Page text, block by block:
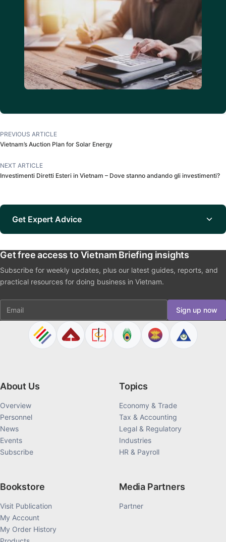
PREVIOUS ARTICLE
Vietnam’s Auction Plan for Solar Energy
NEXT ARTICLE
Investimenti Diretti Esteri in Vietnam – Dove stanno andando gli investimenti?
Get Expert Advice
Get free access to Vietnam Briefing insights
Subscribe for weekly updates, plus our latest guides, reports, and
practical resources for doing business in Vietnam.
Email Sign up now
About Us
Overview
Personnel
News
Events
Subscribe
Topics
Economy & Trade
Tax & Accounting
Legal & Regulatory
Industries
HR & Payroll
Bookstore
Visit Publication
My Account
My Order History
Media Partners
Partner